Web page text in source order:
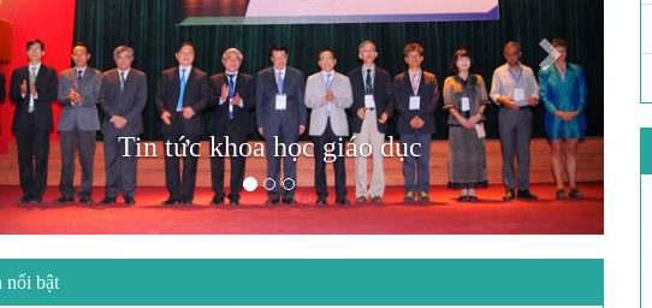
Tin tức khoa học giáo dục
bật